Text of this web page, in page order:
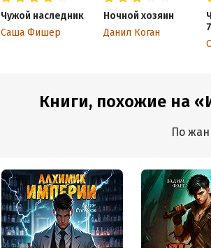
Чужой наследник
Саша Фишер
Ночной хозяин
Данил Коган
7
Книги, похожие на
По